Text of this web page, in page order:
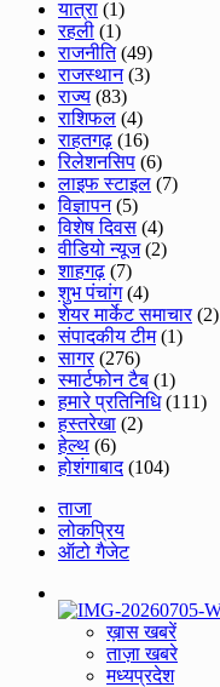
यात्रा (1)
रहली (1)
राजनीति(49)
राजस्थान(3)
राज्य (83)
राशिफल (4)
राहतगढ़ (16)
रिलेशनसिप (6)
लाइफ स्टाइल (7)
विज्ञापन(5)
विशेष दिवस (4)
वीडियो न्यूज(2)
शाहगढ़ (7)
शुभ पंचांग(4)
शेयर मार्केट समाचार(2)
संपादकीय टीम(1)
सागर(276)
स्मार्टफोन टैब (1)
हमारे प्रतिनिधि(111)
हस्तरेखा (2)
हेल्थ (6)
होशंगाबाद(104)
ताजा
लोकप्रिय
ऑटो गैजेट
ख़ास खबरें
ताज़ा खबरे
मध्यप्रदेश